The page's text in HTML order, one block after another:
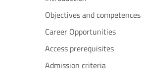
Objectives and competences
Career Opportunities
Access prerequisites
Admission criteria